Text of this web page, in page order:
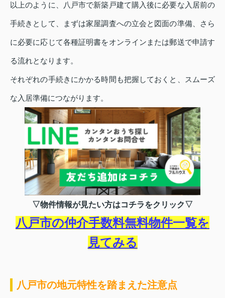
以上のように、八戸市で新築戸建て購入後に必要な入居前の
手続きとして、まずは家屋調査への立会と図面の準備、さら
に必要に応じて各種証明書をオンラインまたは郵送で申請す
る流れとなります。
それぞれの手続きにかかる時間も把握しておくと、スムーズ
な入居準備につながります。
▽物件情報が見たい方はコチラをクリック▽
八戸市の仲介手数料無料物件一覧を
見てみる
八戸市の地元特性を踏まえた注意点